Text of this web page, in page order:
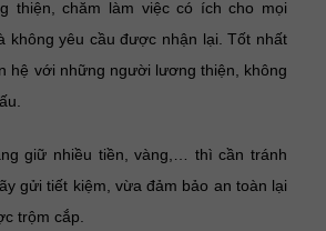
thiện, chăm làm việc có ích cho mọi
không yêu cầu được nhận lại. Tốt nhất
hệ với những người lương thiện, không
giữ nhiều tiền, vàng,… thì cần tránh
gửi tiết kiệm, vừa đảm bảo an toàn lại
trộm cắp.